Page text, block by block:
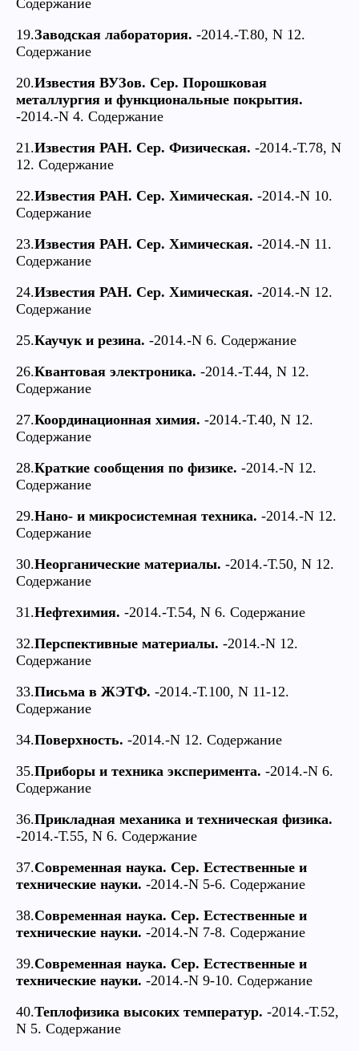
Содержание
19.Заводская лаборатория. -2014.-Т.80, N 12.
Содержание
20.Известия ВУЗов. Сер. Порошковая
металлургия и функциональные покрытия.
-2014.-N 4. Содержание
21.Известия РАН. Сер. Физическая. -2014.-Т.78, N
12. Содержание
22.Известия РАН. Сер. Химическая. -2014.-N 10.
Содержание
23.Известия РАН. Сер. Химическая. -2014.-N 11.
Содержание
24.Известия РАН. Сер. Химическая. -2014.-N 12.
Содержание
25.Каучук и резина. -2014.-N 6. Содержание
26.Квантовая электроника. -2014.-Т.44, N 12.
Содержание
27.Координационная химия. -2014.-Т.40, N 12.
Содержание
28.Краткие сообщения по физике. -2014.-N 12.
Содержание
29.Нано- и микросистемная техника. -2014.-N 12.
Содержание
30.Неорганические материалы. -2014.-Т.50, N 12.
Содержание
31.Нефтехимия. -2014.-Т.54, N 6. Содержание
32.Перспективные материалы. -2014.-N 12.
Содержание
33.Письма в ЖЭТФ. -2014.-Т.100, N 11-12.
Содержание
34.Поверхность. -2014.-N 12. Содержание
35.Приборы и техника эксперимента. -2014.-N 6.
Содержание
36.Прикладная механика и техническая физика.
-2014.-Т.55, N 6. Содержание
37.Современная наука. Сер. Естественные и
технические науки. -2014.-N 5-6. Содержание
38.Современная наука. Сер. Естественные и
технические науки. -2014.-N 7-8. Содержание
39.Современная наука. Сер. Естественные и
технические науки. -2014.-N 9-10. Содержание
40.Теплофизика высоких температур. -2014.-Т.52,
N 5. Содержание